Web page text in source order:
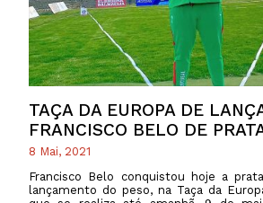
TAÇA DA EUROPA DE
FRANCISCO BELO DE
8 Mai, 2021
Francisco Belo conquistou hoje a
lançamento do peso, na Taça da